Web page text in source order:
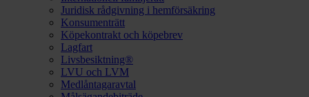
Juridisk rådgivning i hemförsäkring
Konsumenträtt
Köpekontrakt och köpebrev
Lagfart
Livsbesiktning®
LVU och LVM
Medlåntagaravtal